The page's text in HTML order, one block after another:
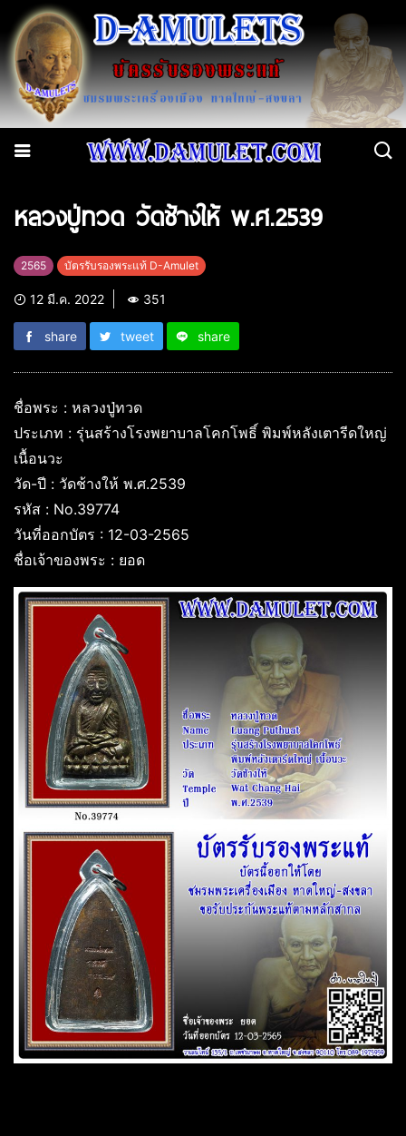
หลวงปู่ทวด วัดช้างให้ พ.ศ.2539
2565 บัตรรับรองพระแท้ D-Amulet
12 มี.ค. 2022 351
share tweet share
ชื่อพระ : หลวงปู่ทวด
ประเภท : รุ่นสร้างโรงพยาบาลโคกโพธิ์ พิมพ์หลังเตารีดใหญ่
เนื้อนวะ
วัด-ปี : วัดช้างให้ พ.ศ.2539
รหัส : No.39774
วันที่ออกบัตร : 12-03-2565
ชื่อเจ้าของพระ : ยอด